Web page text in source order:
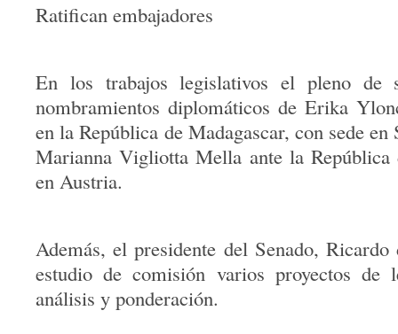
Ratifican embajadores
En los trabajos legislativos el pleno de
nombramientos diplomáticos de Erika
en la República de Madagascar, con sede
Marianna Vigliotta Mella ante la República
en Austria.
Además, el presidente del Senado,
estudio de comisión varios proyectos de
análisis y ponderación.